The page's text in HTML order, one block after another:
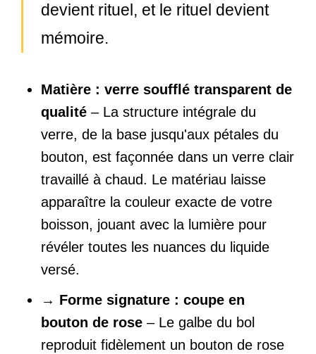
devient rituel, et le rituel devient
mémoire.
Matière : verre soufflé transparent de
qualité – La structure intégrale du
verre, de la base jusqu'aux pétales du
bouton, est façonnée dans un verre clair
travaillé à chaud. Le matériau laisse
apparaître la couleur exacte de votre
boisson, jouant avec la lumière pour
révéler toutes les nuances du liquide
versé.
→ Forme signature : coupe en
bouton de rose – Le galbe du bol
reproduit fidèlement un bouton de rose